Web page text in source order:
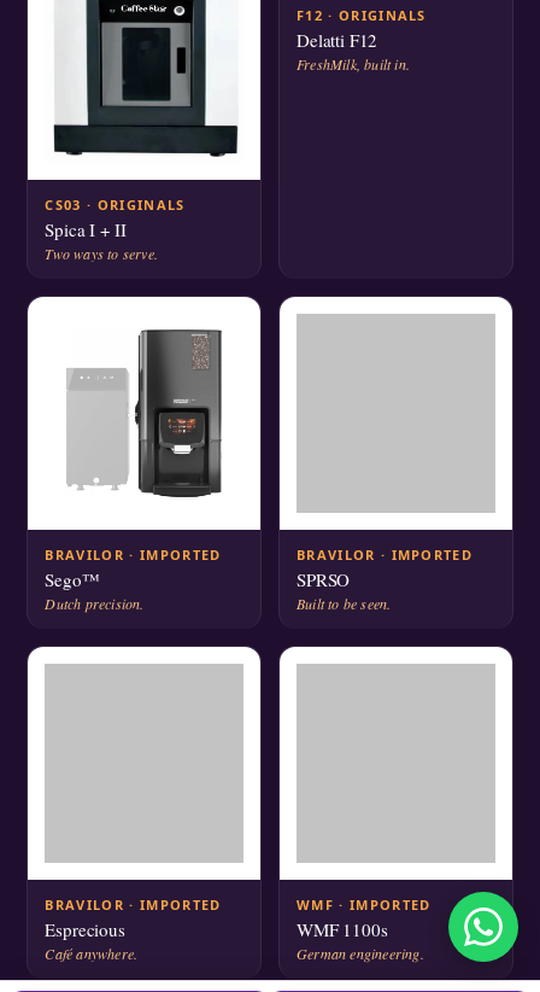
CS03 · ORIGINALS
Spica I + II
Two ways to serve.
F12 · ORIGINALS
Delatti F12
FreshMilk, built in.
BRAVILOR · IMPORTED
Sego™
Dutch precision.
BRAVILOR · IMPORTED
SPRSO
Built to be seen.
BRAVILOR · IMPORTED
Esprecious
Café anywhere.
WMF · IMPORTED
WMF 1100s
German engineering.